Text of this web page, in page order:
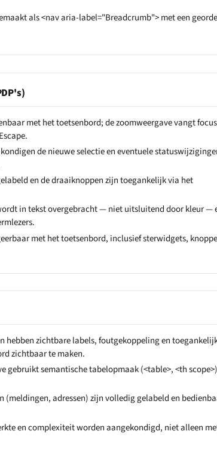
als <nav aria-label="Breadcrumb"> met een
met het toetsenbord; de zoomweergave vangt focus
de nieuwe selectie en eventuele
en de draaiknoppen zijn toegankelijk via het
in tekst overgebracht — niet uitsluitend door kleur —
met het toetsenbord, inclusief sterwidgets,
hebben zichtbare labels, foutgekoppeling en
zichtbaar te maken.
gebruikt semantische tabelopmaak (<table>, <th
(meldingen, adressen) zijn volledig gelabeld en
en complexiteit worden aangekondigd, niet alleen